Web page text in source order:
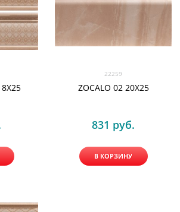
22259
ZOCALO 02 20X25
831 руб.
В КОРЗИНУ